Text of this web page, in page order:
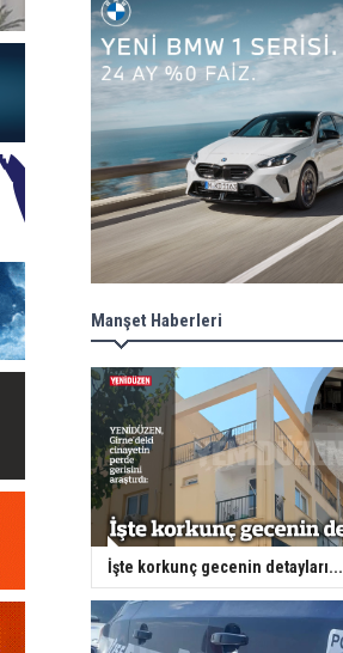
Manşet Haberleri
İşte korkunç gecenin detayları...